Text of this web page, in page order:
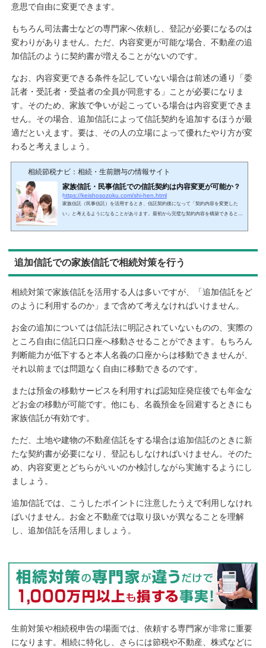
意思で自由に変更できます。
もちろん司法書士などの専門家へ依頼し、登記が必要になるのは
変わりがありません。ただ、内容変更が可能な場合、不動産の追
加信託のように契約書が増えることがないのです。
なお、内容変更できる条件を記していない場合は前述の通り「委
託者・受託者・受益者の全員が同意する」ことが必要になりま
す。そのため、家族で争いが起こっている場合は内容変更できま
せん。その場合、追加信託によって信託契約を追加するほうが最
適だといえます。要は、その人の立場によって優れたやり方が変
わると考えましょう。
相続節税ナビ：相続・生前贈与の情報サイト
家族信託・民事信託での信託契約は内容変更が可能か？
https://keishosozoku.com/shi-hen.html
家族信託（民事信託）を活用するとき、信託契約後になって「契約内容を変更した
い」と考えるようになることがあります。最初から完璧な契約内容を構築できるとは
しい手順を踏む必要があります。ここでは、ど...
追加信託での家族信託で相続対策を行う
相続対策で家族信託を活用する人は多いですが、「追加信託をど
のように利用するのか」まで含めて考えなければいけません。
お金の追加については信託法に明記されていないものの、実際の
ところ自由に信託口口座へ移動させることができます。もちろん
判断能力が低下すると本人名義の口座からは移動できませんが、
それ以前までは問題なく自由に移動できるのです。
または預金の移動サービスを利用すれば認知症発症後でも年金な
どお金の移動が可能です。他にも、名義預金を回避するときにも
家族信託が有効です。
ただ、土地や建物の不動産信託をする場合は追加信託のときに新
たな契約書が必要になり、登記もしなければいけません。そのた
め、内容変更とどちらがいいのか検討しながら実施するようにし
ましょう。
追加信託では、こうしたポイントに注意したうえで利用しなけれ
ばいけません。お金と不動産では取り扱いが異なることを理解
し、追加信託を活用しましょう。
生前対策や相続税申告の場面では、依頼する専門家が非常に重要
になります。相続に特化し、さらには節税や不動産、株式などに